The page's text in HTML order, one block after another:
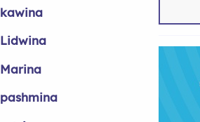
kawina
Lidwina
Marina
pashmina